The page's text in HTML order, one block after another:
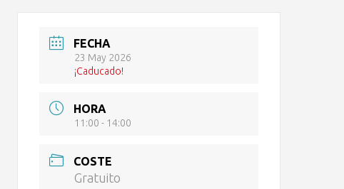
FECHA
23 May 2026
¡Caducado!
HORA
11:00 - 14:00
COSTE
Gratuito